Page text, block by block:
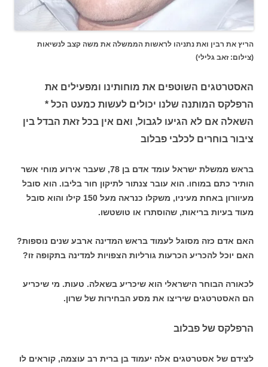
הריץ את רבין ואת נתניהו לראשות הממשלה את משה קצב לנשיאות
(צילום: זאב גלילי)
האסטרטגים השוטפים את מוחותינו ומפעילים את
הרפלקס המותנה שלנו יכולים לעשות כמעט הכל *
השאלה אם לא הגיעו לגבול, ואם אין בכל זאת הבדל בין
ציבור בוחרים לכלבי פבלוב
בראש ממשלת ישראל עומד אדם בן 78, שעבר אירוע מוחי אשר
הותיר כתם במוחו. הוא עובר צנתור לתיקון חור בליבו. הוא סובל
מעיוורון באחת מעיניו, משקלו כנראה מעל 150 קילו והוא סובל
מעוד בעיות בריאות, שהוסתרו או טושטשו.
האם אדם כזה מסוגל לעמוד בראש המדינה ארבע שנים נוספות?
האם יוכל להכריע הכרעות גורליות הצפויות למדינה בתקופה זו?
לכאורה הבוחר הישראלי הוא שיכריע בשאלה. טעות. מי שיכריע
הם האסטרטגים שיריצו את מסע הבחירות של שרון.
הרפלקס של פבלוב
לצידם של אסטרטגים אלה יעמוד בן ברית רב עוצמה, קוראים לו